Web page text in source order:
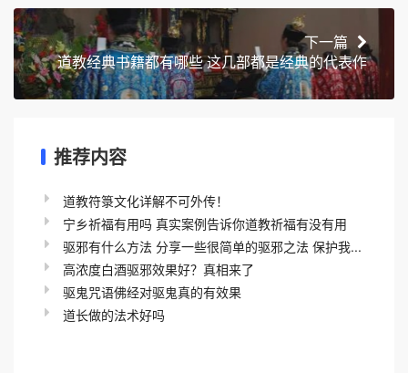
下一篇
道教经典书籍都有哪些 这几部都是经典的代表作
推荐内容
道教符箓文化详解不可外传！
宁乡祈福有用吗 真实案例告诉你道教祈福有没有用
驱邪有什么方法 分享一些很简单的驱邪之法 保护我...
高浓度白酒驱邪效果好？真相来了
驱鬼咒语佛经对驱鬼真的有效果
道长做的法术好吗